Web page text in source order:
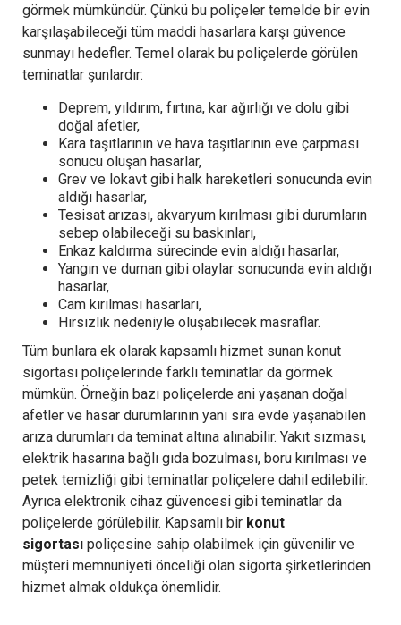
görmek mümkündür. Çünkü bu poliçeler temelde bir evin
karşılaşabileceği tüm maddi hasarlara karşı güvence
sunmayı hedefler. Temel olarak bu poliçelerde görülen
teminatlar şunlardır:
Deprem, yıldırım, fırtına, kar ağırlığı ve dolu gibi
doğal afetler,
Kara taşıtlarının ve hava taşıtlarının eve çarpması
sonucu oluşan hasarlar,
Grev ve lokavt gibi halk hareketleri sonucunda evin
aldığı hasarlar,
Tesisat arızası, akvaryum kırılması gibi durumların
sebep olabileceği su baskınları,
Enkaz kaldırma sürecinde evin aldığı hasarlar,
Yangın ve duman gibi olaylar sonucunda evin aldığı
hasarlar,
Cam kırılması hasarları,
Hırsızlık nedeniyle oluşabilecek masraflar.
Tüm bunlara ek olarak kapsamlı hizmet sunan konut
sigortası poliçelerinde farklı teminatlar da görmek
mümkün. Örneğin bazı poliçelerde ani yaşanan doğal
afetler ve hasar durumlarının yanı sıra evde yaşanabilen
arıza durumları da teminat altına alınabilir. Yakıt sızması,
elektrik hasarına bağlı gıda bozulması, boru kırılması ve
petek temizliği gibi teminatlar poliçelere dahil edilebilir.
Ayrıca elektronik cihaz güvencesi gibi teminatlar da
poliçelerde görülebilir. Kapsamlı bir konut
sigortası poliçesine sahip olabilmek için güvenilir ve
müşteri memnuniyeti önceliği olan sigorta şirketlerinden
hizmet almak oldukça önemlidir.